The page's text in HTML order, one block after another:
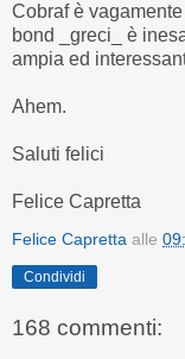
Cobraf è
bond _greci_ è
ampia ed
Ahem.
Saluti felici
Felice Capretta
Felice Capretta alle
Condividi
168 commenti: